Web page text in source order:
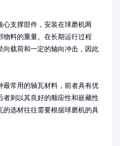
心支撑部件，安装在球磨机两
物料的重量。在长期运行过程
向载荷和一定的轴向冲击，因此
最常用的轴瓦材料，前者具有优
者则以其良好的顺应性和嵌藏性
的选材往往需要根据球磨机的具